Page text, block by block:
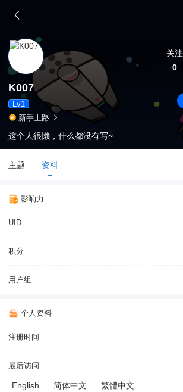
关注
0
K007
Lv1
新手上路
这个人很懒，什么都没有写~
主题 资料
影响力
UID
积分
用户组
个人资料
注册时间
最后访问
English 简体中文
繁體中文